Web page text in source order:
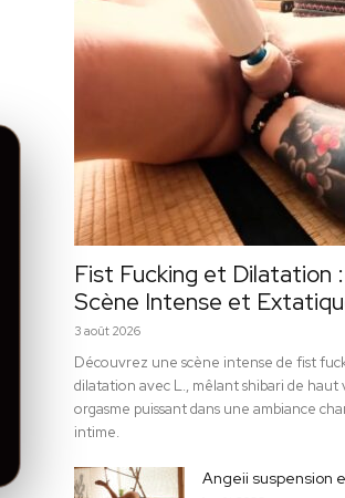
Fist Fucking et Dilatation
Scène Intense et
3 août 2026
Découvrez une scène intense de fist
dilatation avec L., mêlant shibari de haut
orgasme puissant dans une ambiance
intime.
Angeii suspension